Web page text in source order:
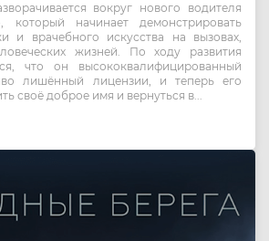
вокруг нового водителя
который начинает демонстрировать
и врачебного искусства на вызовах,
жизней. По ходу развития
что он высококвалифицированный
лишённый лицензии, и теперь его
своё доброе имя и вернуться в...